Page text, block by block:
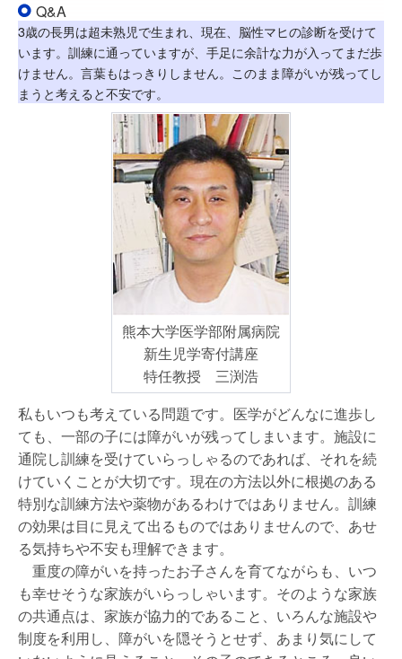
Q&A
3歳の長男は超未熟児で生まれ、現在、脳性マヒの診断を受けて
います。訓練に通っていますが、手足に余計な力が入ってまだ歩
けません。言葉もはっきりしません。このまま障がいが残ってし
まうと考えると不安です。
熊本大学医学部附属病院
新生児学寄付講座
特任教授 三渕浩
私もいつも考えている問題です。医学がどんなに進歩し
ても、一部の子には障がいが残ってしまいます。施設に
通院し訓練を受けていらっしゃるのであれば、それを続
けていくことが大切です。現在の方法以外に根拠のある
特別な訓練方法や薬物があるわけではありません。訓練
の効果は目に見えて出るものではありませんので、あせ
る気持ちや不安も理解できます。
重度の障がいを持ったお子さんを育てながらも、いつ
も幸せそうな家族がいらっしゃいます。そのような家族
の共通点は、家族が協力的であること、いろんな施設や
制度を利用し、障がいを隠そうとせず、あまり気にして